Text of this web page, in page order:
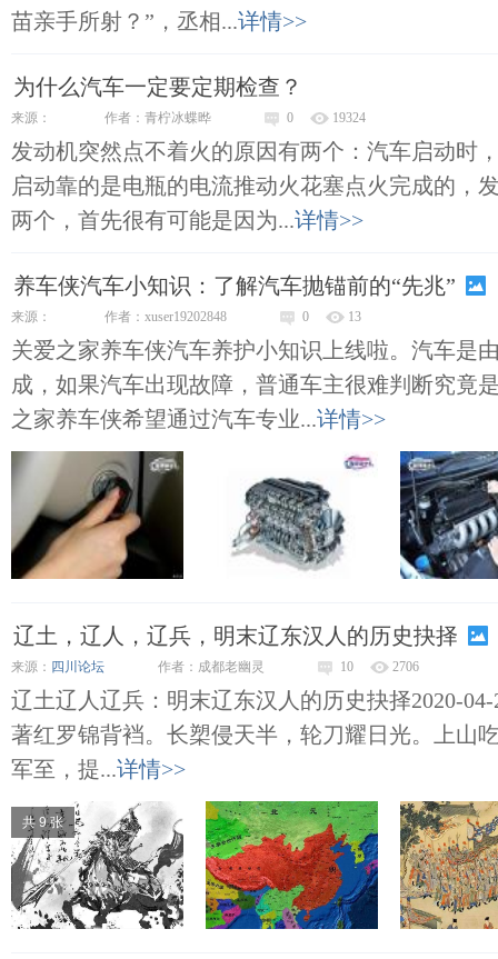
苗亲手所射？”，丞相...详情>>
为什么汽车一定要定期检查？
来源： 作者：青柠冰蝶晔 0 19324
发动机突然点不着火的原因有两个：汽车启动时
启动靠的是电瓶的电流推动火花塞点火完成的，
两个，首先很有可能是因为...详情>>
养车侠汽车小知识：了解汽车抛锚前的“先兆”
来源： 作者：xuser19202848 0 13
关爱之家养车侠汽车养护小知识上线啦。汽车是
成，如果汽车出现故障，普通车主很难判断究竟
之家养车侠希望通过汽车专业...详情>>
辽土，辽人，辽兵，明末辽东汉人的历史抉择
来源： 四川论坛 作者：成都老幽灵 10 2706
辽土辽人辽兵：明末辽东汉人的历史抉择2020-
著红罗锦背裆。长槊侵天半，轮刀耀日光。上山
军至，提...详情>>
共 9 张